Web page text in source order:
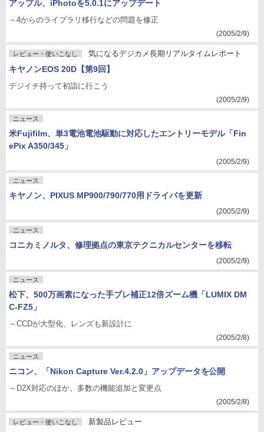
アップル、iPhotoを5.0.1にアップデート
～4からのライブラリ移行などの問題を修正
(2005/2/9)
レビュー・使いこなし 気になるデジカメ長期リアルタイムレポート
キヤノンEOS 20D【第9回】
デジイチ持って初詣に行こう
(2005/2/9)
ニュース
米Fujifilm、単3電池電池駆動に対応したエントリーモデル「Fin
ePix A350/345」
(2005/2/9)
ニュース
キヤノン、PIXUS MP900/790/770用ドライバを更新
(2005/2/9)
ニュース
コニカミノルタ、修理拠点の東京テクニカルセンターを移転
(2005/2/9)
ニュース
松下、500万画素になった手ブレ補正12倍ズーム機「LUMIX DM
C-FZ5」
～CCDが大型化、レンズも新設計に
(2005/2/8)
ニュース
ニコン、「Nikon Capture Ver.4.2.0」アップデータを公開
～D2X対応のほか、多数の機能追加と変更点
(2005/2/8)
レビュー・使いこなし 新製品レビュー